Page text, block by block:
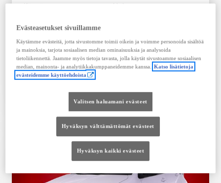
Käyttövoima
Bensiini
Vaihteisto
Näytä lisää
36 900,00 €
Tutustu autoon
Vertaile
Evästeasetukset sivuillamme
Käytämme evästeitä, jotta sivustomme toimii oikein ja voimme personoida sisältöä
ja mainoksia, tarjota sosiaalisen median ominaisuuksia ja analysoida
tietoliikennettä. Jaamme myös tietoja tavasta, jolla käytät sivustoamme sosiaalisen
median, mainonta- ja analytiikkakumppaneidemme kanssa. Katso lisätietoja
evästeidemme käyttöehdoista
Valitsen haluamani evästeet
Hyväksyn välttämättömät evästeet
Hyväksyn kaikki evästeet